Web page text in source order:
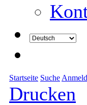
Startseite Suche
Drucken